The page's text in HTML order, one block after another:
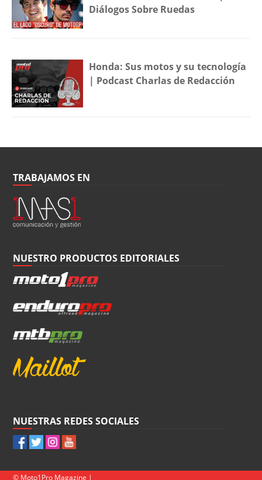
Diálogos Sobre Ruedas
Honda: Sus motos y su tecnología
| Podcast Charlas de Redacción
TRABAJAMOS EN
NUESTRO PRODUCTOS EDITORIALES
NUESTRAS REDES SOCIALES
© Moto1Pro Magazine |